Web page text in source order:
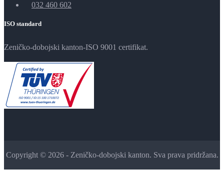
032 460 602
ISO standard
Zeničko-dobojski kanton-ISO 9001 certifikat.
Copyright © 2026 - Zeničko-dobojski kanton. Sva prava pridržana.